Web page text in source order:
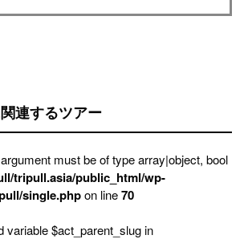
連するツアー
must be of type array|object, bool
tripull.asia/public_html/wp-
single.phpon line70
variable $act_parent_slug in